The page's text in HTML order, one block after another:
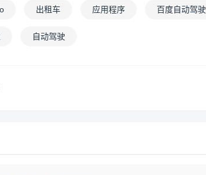
出租车 应用程序 百度自动驾驶
自动驾驶